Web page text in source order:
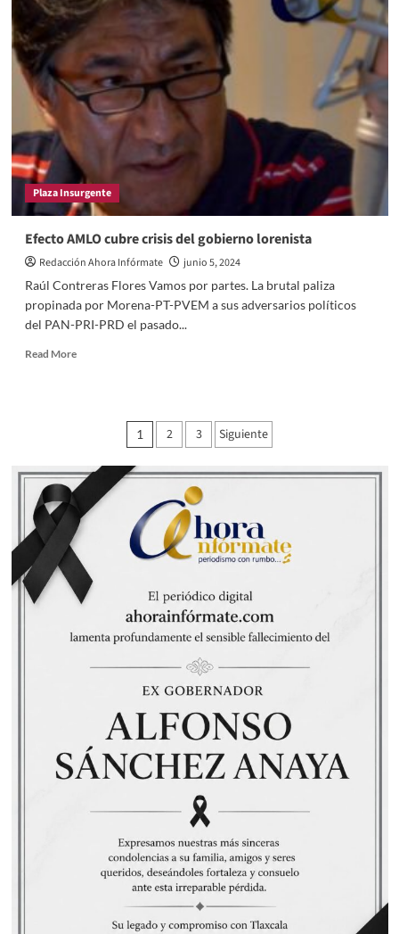
de
los
modos
operación
de
las
“bandas
transgresoras
de
la
ley”
en
cajeros
automáticos
Plaza Insurgente
Efecto AMLO cubre crisis del gobierno lorenista
Redacción Ahora Infórmate
junio 5, 2024
Raúl Contreras Flores Vamos por partes. La brutal paliza
propinada por Morena-PT-PVEM a sus adversarios políticos
del PAN-PRI-PRD el pasado...
Read MoreRead
del
gobierno
lorenista
Paginación
de
entradas
1 2 3 Siguiente